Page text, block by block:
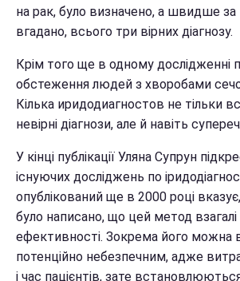
на рак, було визначено, а швидше
вгадано, всього три вірних діагнозу.
Крім того ще в одному дослідженні
обстеження людей з хворобами
Кілька иридодиагностов не тільки
невірні діагнози, але й навіть
У кінці публікації Уляна Супрун
існуючих досліджень по
опублікований ще в 2000 році
було написано, що цей метод
ефективності. Зокрема його можна
потенційно небезпечним, адже
і час пацієнтів, зате